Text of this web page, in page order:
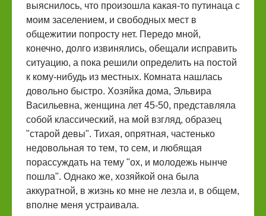
выяснилось, что произошла какая-то путинаца с
моим заселением, и свободных мест в
общежитии попросту нет. Передо мной,
конечно, долго извинялись, обещали исправить
ситуацию, а пока решили определить на постой
к кому-нибудь из местных. Комната нашлась
довольно быстро. Хозяйка дома, Эльвира
Васильевна, женщина лет 45-50, представляла
собой классический, на мой взгляд, образец
"старой девы". Тихая, опрятная, частенько
недовольная то тем, то сем, и любящая
порассуждать на тему "ох, и молодежь нынче
пошла". Однако же, хозяйкой она была
аккуратной, в жизнь ко мне не лезла и, в общем,
вполне меня устраивала.